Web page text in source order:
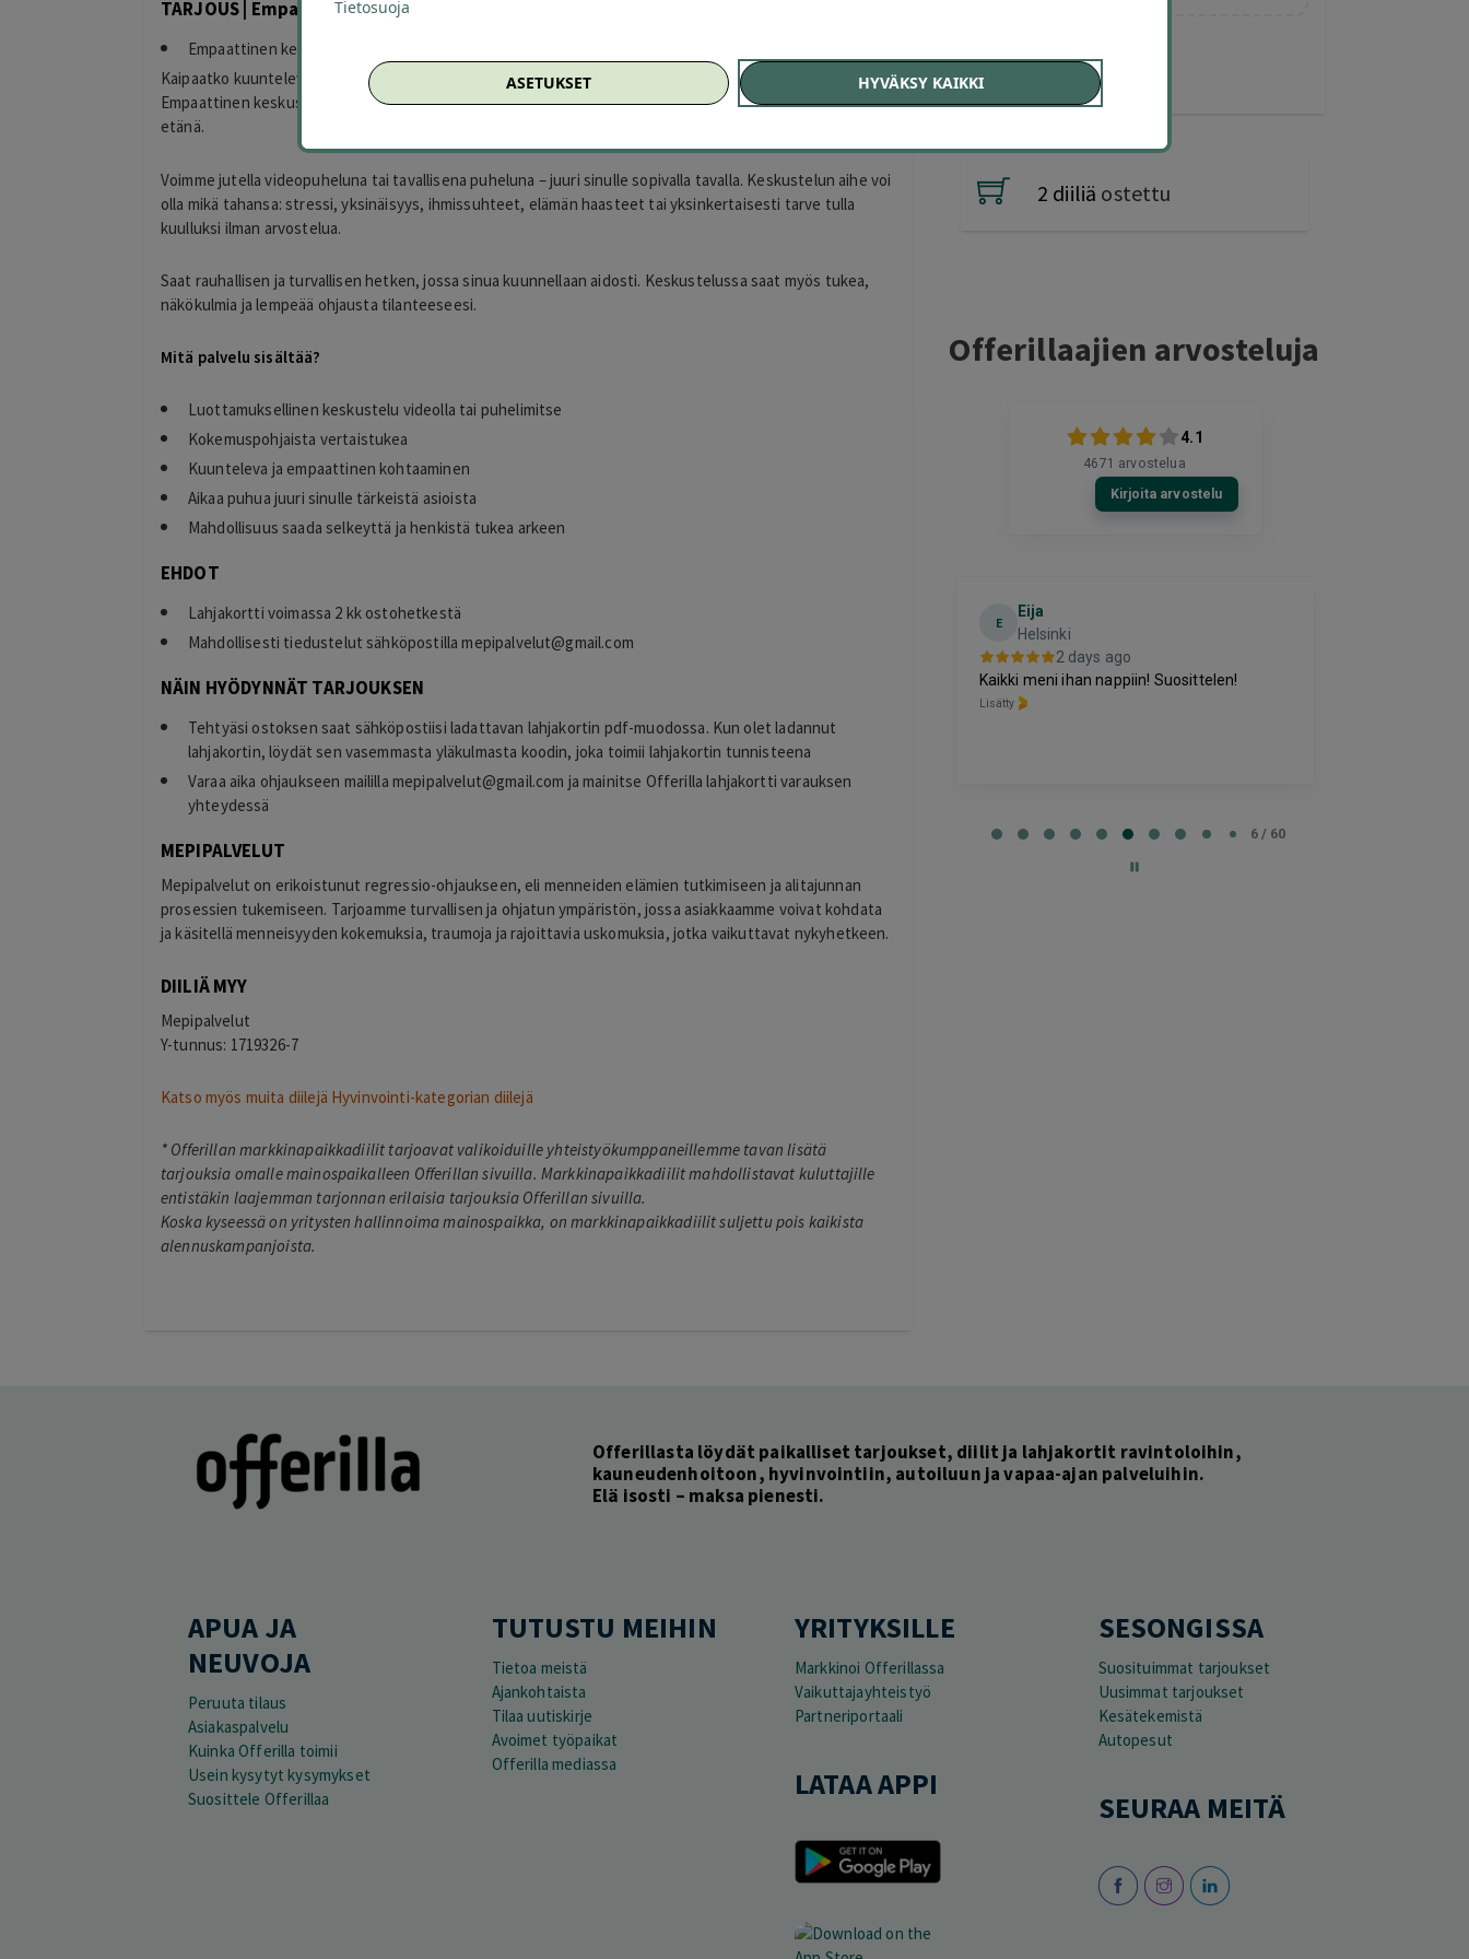
TARJOUS | Empaattinen keskusteluhetki
Empaattinen keskusteluhetki 25 € (arvo 50 €)
Kaipaatko kuuntelevaa ihmistä, vertaistukea tai turvallista keskusteluhetkeä arjen huolien keskelle?
Empaattinen keskusteluhetki tarjoaa kokemuspohjaista ja luottamuksellista keskusteluapua helposti
etänä.
Voimme jutella videopuheluna tai tavallisena puheluna – juuri sinulle sopivalla tavalla. Keskustelun aihe voi
olla mikä tahansa: stressi, yksinäisyys, ihmissuhteet, elämän haasteet tai yksinkertaisesti tarve tulla
kuulluksi ilman arvostelua.
Saat rauhallisen ja turvallisen hetken, jossa sinua kuunnellaan aidosti. Keskustelussa saat myös tukea,
näkökulmia ja lempeää ohjausta tilanteeseesi.
Mitä palvelu sisältää?
Luottamuksellinen keskustelu videolla tai puhelimitse
Kokemuspohjaista vertaistukea
Kuunteleva ja empaattinen kohtaaminen
Aikaa puhua juuri sinulle tärkeistä asioista
Mahdollisuus saada selkeyttä ja henkistä tukea arkeen
EHDOT
Lahjakortti voimassa 2 kk ostohetkestä
Mahdollisesti tiedustelut sähköpostillamepipalvelut@gmail.com
NÄIN HYÖDYNNÄT TARJOUKSEN
Tehtyäsi ostoksen saat sähköpostiisi ladattavan lahjakortin pdf-muodossa. Kun olet ladannut
lahjakortin, löydät sen vasemmasta yläkulmasta koodin, joka toimii lahjakortin tunnisteena
Varaa aika ohjaukseen maililla mepipalvelut@gmail.com ja mainitse Offerilla lahjakortti varauksen
yhteydessä
MEPIPALVELUT
Mepipalvelut on erikoistunut regressio-ohjaukseen, eli menneiden elämien tutkimiseen ja alitajunnan
prosessien tukemiseen. Tarjoamme turvallisen ja ohjatun ympäristön, jossa asiakkaamme voivat kohdata
ja käsitellä menneisyyden kokemuksia, traumoja ja rajoittavia uskomuksia, jotka vaikuttavat nykyhetkeen.
DIILIÄ MYY
Mepipalvelut
Y-tunnus: 1719326-7
Katso myös muita diilejä Hyvinvointi-kategorian diilejä
* Offerillan markkinapaikkadiilit tarjoavat valikoiduille yhteistyökumppaneillemme tavan lisätä
tarjouksia omalle mainospaikalleen Offerillan sivuilla. Markkinapaikkadiilit mahdollistavat kuluttajille
entistäkin laajemman tarjonnan erilaisia tarjouksia Offerillan sivuilla.
Koska kyseessä on yritysten hallinnoima mainospaikka, on markkinapaikkadiilit suljettu pois kaikista
alennuskampanjoista.
2 diiliä ostettu
Offerillaajien arvosteluja
4.1
4671 arvostelua
Kirjoita arvostelu
timo
helsinki
kiitos hienosti toimi
E
Eija
Helsinki
2 days ago
Kaikki meni ihan nappiin! Suosittelen!
Lisätty
6 / 60
Offerillasta löydät paikalliset tarjoukset, diilit ja lahjakortit ravintoloihin,
kauneudenhoitoon, hyvinvointiin, autoiluun ja vapaa-ajan palveluihin.
Elä isosti – maksa pienesti.
APUA JA
NEUVOJA
Peruuta tilaus
Asiakaspalvelu
Kuinka Offerilla toimii
Usein kysytyt kysymykset
Suosittele Offerillaa
TUTUSTU MEIHIN
Tietoa meistä
Ajankohtaista
Tilaa uutiskirje
Avoimet työpaikat
Offerilla mediassa
YRITYKSILLE
Markkinoi Offerillassa
Vaikuttajayhteistyö
Partneriportaali
LATAA APPI
SESONGISSA
Suosituimmat tarjoukset
Uusimmat tarjoukset
Kesätekemistä
Autopesut
SEURAA MEITÄ
Tietosuoja
ASETUKSET HYVÄKSY KAIKKI